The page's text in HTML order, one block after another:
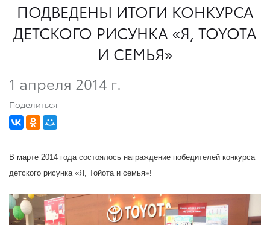
ПОДВЕДЕНЫ ИТОГИ КОНКУРСА
ДЕТСКОГО РИСУНКА «Я, TOYOTA
И СЕМЬЯ»
1 апреля 2014 г.
Поделиться
В марте 2014 года состоялось награждение победителей конкурса
детского рисунка «Я, Тойота и семья»!